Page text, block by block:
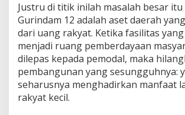
p
K
e
b
i
j
a
k
Justru di titik inilah masalah besar itu
Gurindam 12 adalah aset daerah
dari uang rakyat. Ketika fasilitas
menjadi ruang pemberdayaan
dilepas kepada pemodal, maka
pembangunan yang sesungguhnya:
seharusnya menghadirkan manfaat
rakyat kecil.